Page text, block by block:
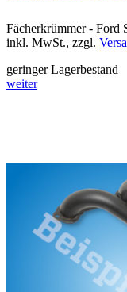
Fächerkrümmer - Ford
inkl. MwSt., zzgl.
geringer Lagerbestand
weiter